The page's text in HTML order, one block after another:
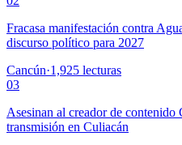
Fracasa manifestación contra
discurso político para 2027
Cancún·1,925 lecturas
03
Asesinan al creador de contenido
transmisión en Culiacán